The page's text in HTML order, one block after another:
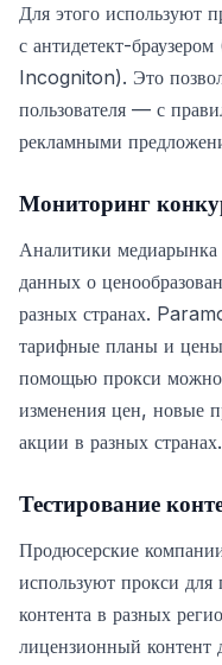
Для этого используют
с антидетект-
Incogniton). Это
пользователя — с
рекламными
Мониторинг
Аналитики медиарынка
данных о
разных странах.
тарифные планы и
помощью прокси можно
изменения цен, новые
акции в разных странах.
Тестирование
Продюсерские
используют прокси для
контента в разных
лицензионный контент